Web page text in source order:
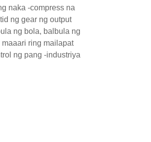
naka -compress na
ng gear ng output
ng bola, balbula ng
ring mailapat
ng pang -industriya